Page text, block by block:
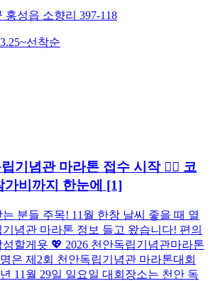
홍성읍 소향리 397-118
선착순
기념관 마라톤 접수 시작 🏃‍♂️ 코
가비까지 한눈에 [1]
분들 주목! 11월 한창 날씨 좋을 때 열
념관 마라톤 정보 들고 왔습니다! 편의
할게욧 💖 2026 천안독립기념관마라톤
은 제2회 천안독립기념관 마라톤대회
11월 29일 일요일 대회장소는 천안 독